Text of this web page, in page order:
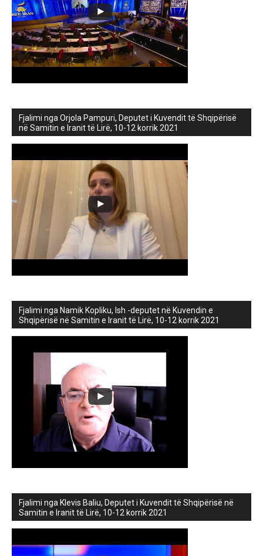
Fjalimi nga Orjola Pampuri, Deputet i Kuvendit të Shqipërisë
në Samitin e Iranit të Lirë, 10-12 korrik 2021
Fjalimi nga Namik Kopliku, Ish -deputet në Kuvendin e
Shqipërisë në Samitin e Iranit të Lirë, 10-12 korrik 2021
Fjalimi nga Klevis Baliu, Deputet i Kuvendit të Shqipërisë në
Samitin e Iranit të Lirë, 10-12 korrik 2021